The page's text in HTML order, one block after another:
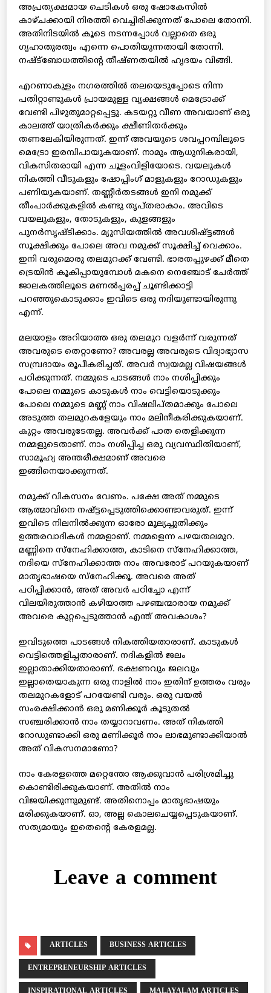
അപ്രത്യക്ഷമായ ചെടികള്‍ ഒരു ഷോകേസില്‍
കാഴ്ചക്കായി നിരത്തി വെച്ചിരിക്കുന്നത് പോലെ തോന്നി.
അതിനിടയില്‍ കൂടെ നടന്നപ്പോള്‍ വല്ലാതെ ഒരു
ഗൃഹാതുരത്വം എന്നെ പൊതിയുന്നതായി തോന്നി.
നഷ്ട്‌ബോധത്തിന്റെ തീഷ്ണതയില്‍ ഹൃദയം വിങ്ങി.
എറണാകുളം നഗരത്തില്‍ തലയെടുപ്പോടെ നിന്ന
പതിറ്റാണ്ടുകള്‍ പ്രായമുള്ള വൃക്ഷങ്ങള്‍ മെട്രോക്ക്
വേണ്ടി പിഴുതുമാറ്റപ്പെട്ടു. കടയറ്റു വീണ അവയാണ് ഒരു
കാലത്ത് യാത്രികര്‍ക്കും ക്ഷീണിതര്‍ക്കും
തണലേകിയിരുന്നത്. ഇന്ന് അവയുടെ ശവപ്പറമ്പിലൂടെ
മെട്രോ ഇരമ്പിപായുകയാണ്. നാമും ആധുനികരായി,
വികസിതരായി എന്ന ചൂളംവിളിയോടെ. വയലുകള്‍
നികത്തി വീടുകളും ഷോപ്പിംഗ് മാളുകളും റോഡുകളും
പണിയുകയാണ്. തണ്ണീര്‍തടങ്ങള്‍ ഇനി നമുക്ക്
തീംപാര്‍ക്കുകളില്‍ കണ്ടു തൃപ്തരാകാം. അവിടെ
വയലുകളും, തോടുകളും, കുളങ്ങളും
പുനര്‍സൃഷ്ടിക്കാം. മ്യുസിയത്തില്‍ അവശിഷ്ട്ടങ്ങള്‍
സൂക്ഷിക്കും പോലെ അവ നമുക്ക് സൂക്ഷിച്ച് വെക്കാം.
ഇനി വരുമൊരു തലമുറക്ക് വേണ്ടി. ഭാരതപ്പുഴക്ക് മീതെ
ട്രെയിന്‍ കൂകിപ്പായുമ്പോള്‍ മകനെ നെഞ്ചോട് ചേര്‍ത്ത്
ജാലകത്തിലൂടെ മണല്‍പ്പരപ്പ് ചൂണ്ടിക്കാട്ടി
പറഞ്ഞുകൊടുക്കാം ഇവിടെ ഒരു നദിയുണ്ടായിരുന്നു
എന്ന്.
മലയാളം അറിയാത്ത ഒരു തലമുറ വളര്‍ന്ന് വരുന്നത്
അവരുടെ തെറ്റാണോ? അവരല്ല അവരുടെ വിദ്യാഭ്യാസ
സമ്പ്രദായം രൂപീകരിച്ചത്. അവര്‍ സ്വയമല്ല വിഷയങ്ങള്‍
പഠിക്കുന്നത്. നമ്മുടെ പാടങ്ങള്‍ നാം നശിപ്പിക്കും
പോലെ നമ്മുടെ കാടുകള്‍ നാം വെട്ടിയൊടുക്കും
പോലെ നമ്മുടെ മണ്ണ് നാം വിഷലിപ്തമാക്കും പോലെ
അടുത്ത തലമുറകളേയും നാം മലിനീകരിക്കുകയാണ്.
കുറ്റം അവരുടേതല്ല. അവര്‍ക്ക് പാത തെളിക്കുന്ന
നമ്മളുടെതാണ്. നാം നശിപ്പിച്ച ഒരു വ്യവസ്ഥിതിയാണ്,
സാമൂഹ്യ അന്തരീക്ഷമാണ് അവരെ
ഇങ്ങിനെയാക്കുന്നത്.
നമുക്ക് വികസനം വേണം. പക്ഷേ അത് നമ്മുടെ
ആത്മാവിനെ നഷ്ട്ടപ്പെടുത്തിക്കൊണ്ടാവരുത്. ഇന്ന്
ഇവിടെ നിലനില്‍ക്കുന്ന ഓരോ മൂല്യച്ചുതിക്കും
ഉത്തരവാദികള്‍ നമ്മളാണ്. നമ്മളെന്ന പഴയതലമുറ.
മണ്ണിനെ സ്‌നേഹിക്കാത്ത, കാടിനെ സ്‌നേഹിക്കാത്ത,
നദിയെ സ്‌നേഹിക്കാത്ത നാം അവരോട് പറയുകയാണ്
മാതൃഭാഷയെ സ്‌നേഹിക്കൂ. അവരെ അത്
പഠിപ്പിക്കാന്‍, അത് അവര്‍ പഠിച്ചോ എന്ന്
വിലയിരുത്താന്‍ കഴിയാത്ത പഴഞ്ചന്മാരായ നമുക്ക്
അവരെ കുറ്റപ്പെടുത്താന്‍ എന്ത് അവകാശം?
ഇവിടുത്തെ പാടങ്ങള്‍ നികത്തിയതാരാണ്. കാടുകള്‍
വെട്ടിത്തെളിച്ചതാരാണ്. നദികളില്‍ ജലം
ഇല്ലാതാക്കിയതാരാണ്. ഭക്ഷണവും ജലവും
ഇല്ലാതെയാകുന്ന ഒരു നാളില്‍ നാം ഇതിന് ഉത്തരം വരും
തലമുറകളോട് പറയേണ്ടി വരും. ഒരു വയല്‍
സംരക്ഷിക്കാന്‍ ഒരു മണിക്കൂര്‍ കൂടുതല്‍
സഞ്ചരിക്കാന്‍ നാം തയ്യാറാവണം. അത് നികത്തി
റോഡുണ്ടാക്കി ഒരു മണിക്കൂര്‍ നാം ലാഭമുണ്ടാക്കിയാല്‍
അത് വികസനമാണോ?
നാം കേരളത്തെ മറ്റെന്തോ ആക്കുവാന്‍ പരിശ്രമിച്ചു
കൊണ്ടിരിക്കുകയാണ്. അതില്‍ നാം
വിജയിക്കുന്നുമുണ്ട്. അതിനൊപ്പം മാതൃഭാഷയും
മരിക്കുകയാണ്. ഓ, അല്ല കൊലചെയ്യപ്പെടുകയാണ്.
സത്യമായും ഇതെന്റെ കേരളമല്ല.
Leave a comment
ARTICLES BUSINESS ARTICLES
ENTREPRENEURSHIP ARTICLES